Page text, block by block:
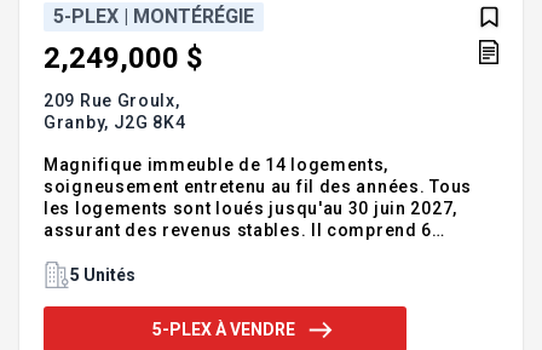
5-PLEX | MONTÉRÉGIE
2,249,000 $
209 Rue Groulx,
Granby, J2G 8K4
Magnifique immeuble de 14 logements,
soigneusement entretenu au fil des années. Tous
les logements sont loués jusqu'au 30 juin 2027,
assurant des revenus stables. Il comprend 6
dans un secteur recherché de Granby, il offre un
intérieure à la disposition des locataires. Toiture
refaite en 2024. Une opportunité d'investissement à
5 Unités
5-PLEX À VENDRE